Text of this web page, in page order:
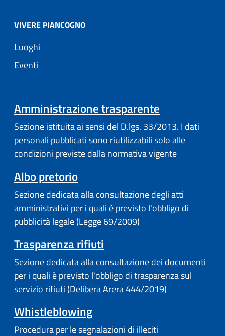
VIVERE PIANCOGNO
Luoghi
Eventi
Amministrazione trasparente
Sezione istituita ai sensi del D.lgs. 33/2013. I dati
personali pubblicati sono riutilizzabili solo alle
condizioni previste dalla normativa vigente
Albo pretorio(apre in un'altra scheda).
Sezione dedicata alla consultazione degli atti
amministrativi per i quali è previsto l'obbligo di
pubblicità legale (Legge 69/2009)
Trasparenza rifiuti
Sezione dedicata alla consultazione dei documenti
per i quali è previsto l'obbligo di trasparenza sul
servizio rifiuti (Delibera Arera 444/2019)
Whistleblowing
Procedura per le segnalazioni di illeciti